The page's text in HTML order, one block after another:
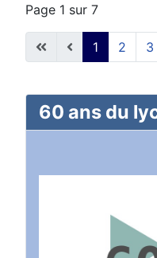
Page 1 sur 7
1 2 3
60 ans du